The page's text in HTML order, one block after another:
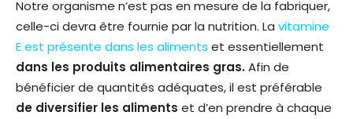
Notre organisme n’est pas en mesure de la fabriquer,
celle-ci devra être fournie par la nutrition. La vitamine
E est présente dans les aliments et essentiellement
dans les produits alimentaires gras.Afin de
bénéficier de quantités adéquates, il est préférable
de diversifier les aliments et d’en prendre à chaque